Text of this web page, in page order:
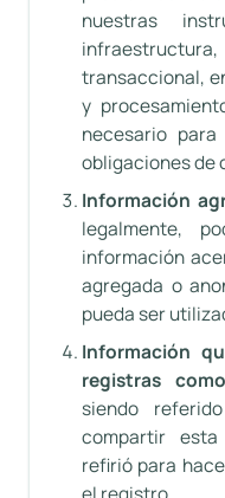
nuestras
transaccional,
y
necesario
obligaciones de
Información
legalmente,
información
agregada o
pueda ser
Información
registras
siendo
compartir
refirió para